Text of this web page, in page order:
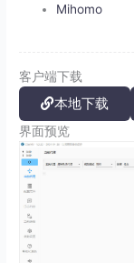
Mihomo
客户端下载
本地下载
界面预览